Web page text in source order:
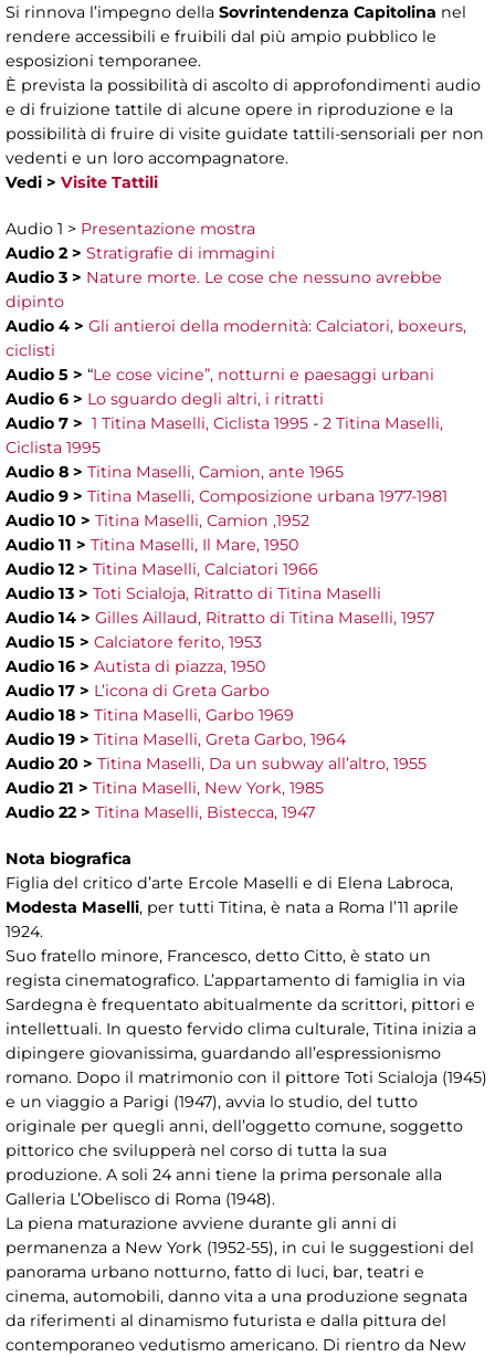
Si rinnova l’impegno della Sovrintendenza Capitolina nel
rendere accessibili e fruibili dal più ampio pubblico le
esposizioni temporanee.
È prevista la possibilità di ascolto di approfondimenti audio
e di fruizione tattile di alcune opere in riproduzione e la
possibilità di fruire di visite guidate tattili-sensoriali per non
vedenti e un loro accompagnatore.
Vedi > Visite Tattili
Audio 1 > Presentazione mostra
Audio 2 > Stratigrafie di immagini
Audio 3 > Nature morte. Le cose che nessuno avrebbe
dipinto
Audio 4 > Gli antieroi della modernità: Calciatori, boxeurs,
ciclisti
Audio 5 > “Le cose vicine”, notturni e paesaggi urbani
Audio 6 > Lo sguardo degli altri, i ritratti
Audio 7 > 1 Titina Maselli, Ciclista 1995 - 2 Titina Maselli,
Ciclista 1995
Audio 8 > Titina Maselli, Camion, ante 1965
Audio 9 > Titina Maselli, Composizione urbana 1977-1981
Audio 10 > Titina Maselli, Camion ,1952
Audio 11 > Titina Maselli, Il Mare, 1950
Audio 12 > Titina Maselli, Calciatori 1966
Audio 13 > Toti Scialoja, Ritratto di Titina Maselli
Audio 14 > Gilles Aillaud, Ritratto di Titina Maselli, 1957
Audio 15 > Calciatore ferito, 1953
Audio 16 > Autista di piazza, 1950
Audio 17 > L’icona di Greta Garbo
Audio 18 > Titina Maselli, Garbo 1969
Audio 19 > Titina Maselli, Greta Garbo, 1964
Audio 20 > Titina Maselli, Da un subway all’altro, 1955
Audio 21 > Titina Maselli, New York, 1985
Audio 22 > Titina Maselli, Bistecca, 1947
Nota biografica
Figlia del critico d’arte Ercole Maselli e di Elena Labroca,
Modesta Maselli, per tutti Titina, è nata a Roma l’11 aprile
1924.
Suo fratello minore, Francesco, detto Citto, è stato un
regista cinematografico. L’appartamento di famiglia in via
Sardegna è frequentato abitualmente da scrittori, pittori e
intellettuali. In questo fervido clima culturale, Titina inizia a
dipingere giovanissima, guardando all’espressionismo
romano. Dopo il matrimonio con il pittore Toti Scialoja (1945)
e un viaggio a Parigi (1947), avvia lo studio, del tutto
originale per quegli anni, dell’oggetto comune, soggetto
pittorico che svilupperà nel corso di tutta la sua
produzione. A soli 24 anni tiene la prima personale alla
Galleria L’Obelisco di Roma (1948).
La piena maturazione avviene durante gli anni di
permanenza a New York (1952-55), in cui le suggestioni del
panorama urbano notturno, fatto di luci, bar, teatri e
cinema, automobili, danno vita a una produzione segnata
da riferimenti al dinamismo futurista e dalla pittura del
contemporaneo vedutismo americano. Di rientro da New